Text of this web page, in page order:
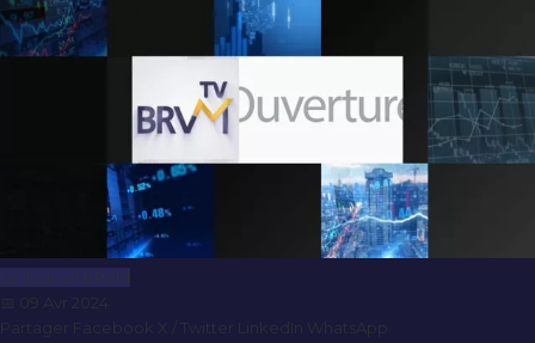
Le Journal BRVM